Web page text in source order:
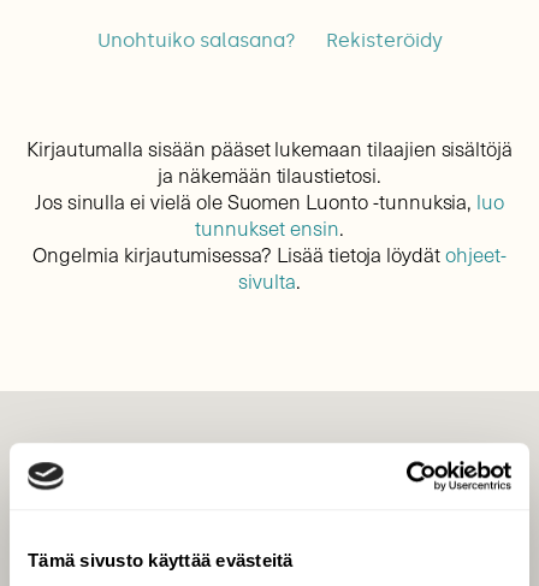
Tämä sivusto käyttää evästeitä
Unohtuiko salasana? Rekisteröidy
Kirjautumalla sisään pääset lukemaan tilaajien sisältöjä
ja näkemään tilaustietosi.
Jos sinulla ei vielä ole Suomen Luonto -tunnuksia, luo
tunnukset ensin.
Ongelmia kirjautumisessa? Lisää tietoja löydätohjeet-
sivulta.
Tilaa digilukuoikeus